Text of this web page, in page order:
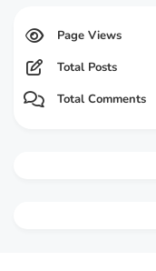
Total Posts
Total Comments